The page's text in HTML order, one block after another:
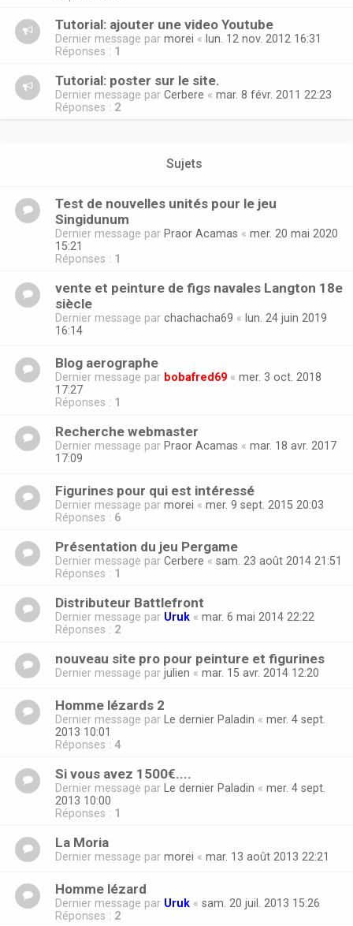
Tutorial: ajouter une video Youtube
Dernier message par morei « lun. 12 nov. 2012 16:31
Réponses : 1
Tutorial: poster sur le site.
Dernier message par Cerbere « mar. 8 févr. 2011 22:23
Réponses : 2
Sujets
Test de nouvelles unités pour le jeu
Singidunum
Dernier message par Praor Acamas « mer. 20 mai 2020
15:21
Réponses : 1
vente et peinture de figs navales Langton 18e
siècle
Dernier message par chachacha69 « lun. 24 juin 2019
16:14
Blog aerographe
Dernier message par bobafred69 « mer. 3 oct. 2018
17:27
Réponses : 1
Recherche webmaster
Dernier message par Praor Acamas « mar. 18 avr. 2017
17:09
Figurines pour qui est intéressé
Dernier message par morei « mer. 9 sept. 2015 20:03
Réponses : 6
Présentation du jeu Pergame
Dernier message par Cerbere « sam. 23 août 2014 21:51
Réponses : 1
Distributeur Battlefront
Dernier message par Uruk « mar. 6 mai 2014 22:22
Réponses : 2
nouveau site pro pour peinture et figurines
Dernier message par julien « mar. 15 avr. 2014 12:20
Homme lézards 2
Dernier message par Le dernier Paladin « mer. 4 sept.
2013 10:01
Réponses : 4
Si vous avez 1500€....
Dernier message par Le dernier Paladin « mer. 4 sept.
2013 10:00
Réponses : 1
La Moria
Dernier message par morei « mar. 13 août 2013 22:21
Homme lézard
Dernier message par Uruk « sam. 20 juil. 2013 15:26
Réponses : 2